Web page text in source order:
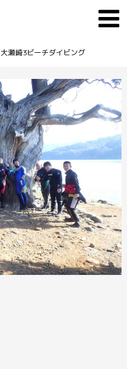
大瀬崎3ビーチダイビング